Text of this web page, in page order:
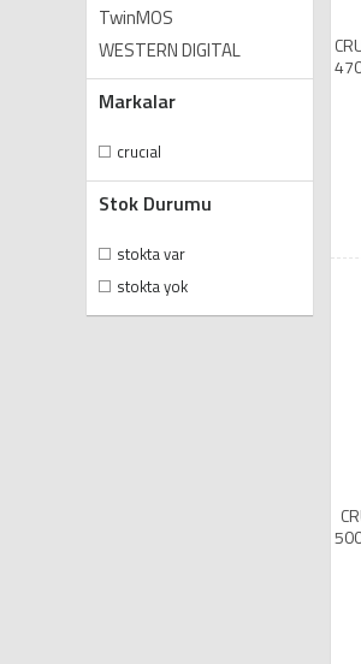
TwinMOS
WESTERN DIGITAL
Markalar
crucial
Stok Durumu
stokta var
stokta yok